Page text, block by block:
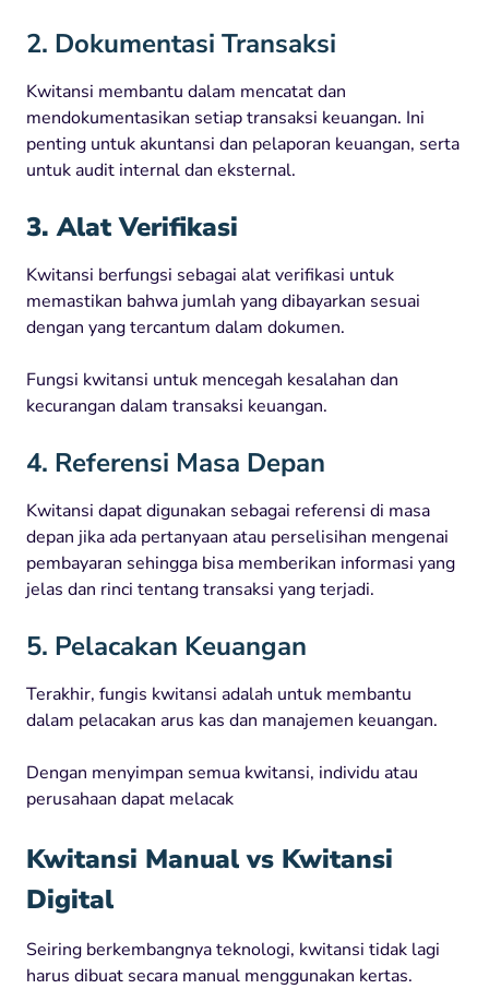
2. Dokumentasi Transaksi
Kwitansi membantu dalam mencatat dan
mendokumentasikan setiap transaksi keuangan. Ini
penting untuk akuntansi dan pelaporan keuangan, serta
untuk audit internal dan eksternal.
3. Alat Verifikasi
Kwitansi berfungsi sebagai alat verifikasi untuk
memastikan bahwa jumlah yang dibayarkan sesuai
dengan yang tercantum dalam dokumen.
Fungsi kwitansi untuk mencegah kesalahan dan
kecurangan dalam transaksi keuangan.
4. Referensi Masa Depan
Kwitansi dapat digunakan sebagai referensi di masa
depan jika ada pertanyaan atau perselisihan mengenai
pembayaran sehingga bisa memberikan informasi yang
jelas dan rinci tentang transaksi yang terjadi.
5. Pelacakan Keuangan
Terakhir, fungis kwitansi adalah untuk membantu
dalam pelacakan arus kas dan manajemen keuangan.
Dengan menyimpan semua kwitansi, individu atau
perusahaan dapat melacak
Kwitansi Manual vs Kwitansi
Digital
Seiring berkembangnya teknologi, kwitansi tidak lagi
harus dibuat secara manual menggunakan kertas.